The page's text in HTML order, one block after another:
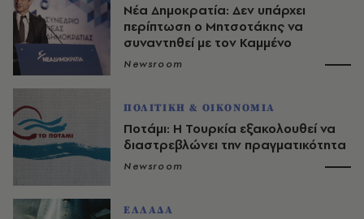
Νέα Δημοκρατία: Δεν υπάρχει
περίπτωση ο Μητσοτάκης να
συναντηθεί με τον Καμμένο
Newsroom
ΠΟΛΙΤΙΚΗ & ΟΙΚΟΝΟΜΙΑ
Ποτάμι: Η Τουρκία εξακολουθεί να
διαστρεβλώνει την πραγματικότητα
Newsroom
ΕΛΛΑΔΑ